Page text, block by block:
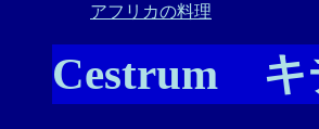
アフリカの料理
Cestrum キ